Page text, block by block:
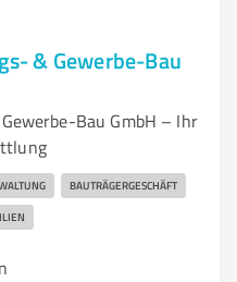
& Gewerbe-Bau
Bau GmbH – Ihr
BAUTRÄGERGESCHÄFT